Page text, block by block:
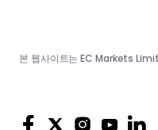
본 웹사이트는 EC Markets